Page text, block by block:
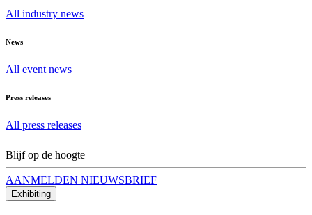
All industry news
News
All event news
Press releases
All press releases
Blijf op de hoogte
AANMELDEN NIEUWSBRIEF
Exhibiting